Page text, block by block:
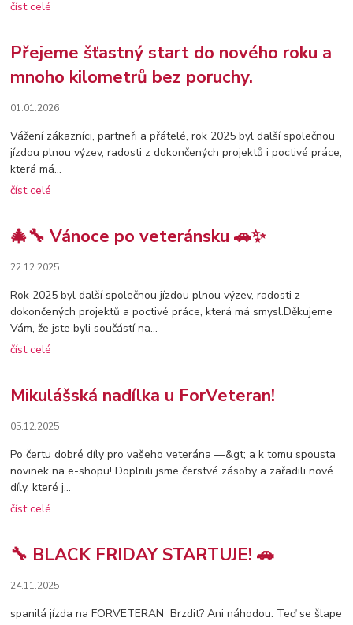
číst celé
Přejeme šťastný start do nového roku a
mnoho kilometrů bez poruchy.
01.01.2026
Vážení zákazníci, partneři a přátelé, rok 2025 byl další společnou
jízdou plnou výzev, radosti z dokončených projektů i poctivé práce,
která má...
číst celé
🎄🔧 Vánoce po veteránsku 🚗✨
22.12.2025
Rok 2025 byl další společnou jízdou plnou výzev, radosti z
dokončených projektů a poctivé práce, která má smysl.Děkujeme
Vám, že jste byli součástí na...
číst celé
Mikulášská nadílka u ForVeteran!
05.12.2025
Po čertu dobré díly pro vašeho veterána —&gt; a k tomu spousta
novinek na e-shopu! Doplnili jsme čerstvé zásoby a zařadili nové
díly, které j...
číst celé
🔧 BLACK FRIDAY STARTUJE! 🚗
24.11.2025
spanilá jízda na FORVETERAN Brzdit? Ani náhodou. Teď se šlape